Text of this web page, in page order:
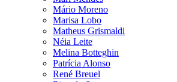
Mário Moreno
Marisa Lobo
Matheus Grismaldi
Néia Leite
Melina Botteghin
Patrícia Alonso
René Breuel